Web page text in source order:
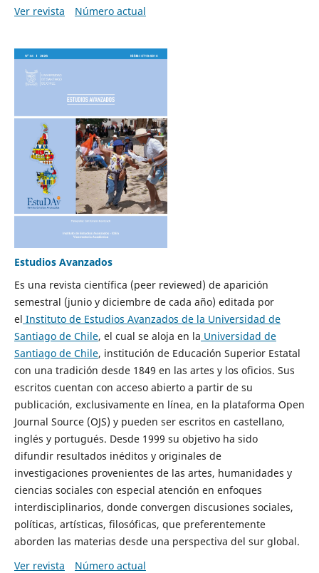
Ver revista
Número actual
Estudios Avanzados
Es una revista científica (peer reviewed) de aparición
semestral (junio y diciembre de cada año) editada por
el Instituto de Estudios Avanzados de la Universidad de
Santiago de Chile, el cual se aloja en la Universidad de
Santiago de Chile, institución de Educación Superior Estatal
con una tradición desde 1849 en las artes y los oficios. Sus
escritos cuentan con acceso abierto a partir de su
publicación, exclusivamente en línea, en la plataforma Open
Journal Source (OJS) y pueden ser escritos en castellano,
inglés y portugués. Desde 1999 su objetivo ha sido
difundir resultados inéditos y originales de
investigaciones provenientes de las artes, humanidades y
ciencias sociales con especial atención en enfoques
interdisciplinarios, donde convergen discusiones sociales,
políticas, artísticas, filosóficas, que preferentemente
aborden las materias desde una perspectiva del sur global.
Ver revista
Número actual